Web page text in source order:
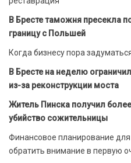
В Бресте таможня пресекла
границу с Польшей
Когда бизнесу пора
В Бресте на неделю
из-за реконструкции моста
Житель Пинска получил
убийство сожительницы
Финансовое планирование для
обратить внимание в первую